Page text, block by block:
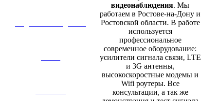
видеонаблюдения. Мы
работаем в Ростове-на-Дону и
Ростовской области. В работе
используется
профессиональное
современное оборудование:
усилители сигнала связи, LTE
и 3G антенны,
высокоскоростные модемы и
Wifi роутеры. Все
консультации, а так же